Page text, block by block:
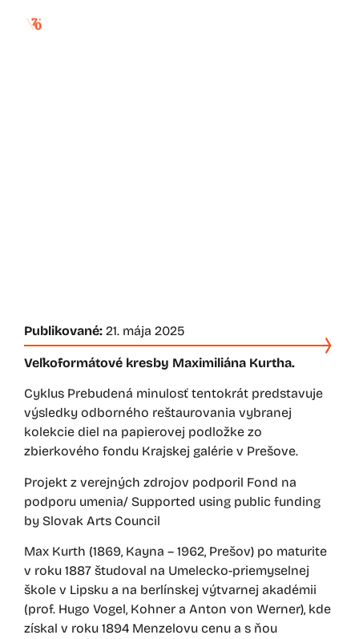
Publikované: 21. mája 2025
Veľkoformátové kresby Maximiliána Kurtha.
Cyklus Prebudená minulosť tentokrát predstavuje
výsledky odborného reštaurovania vybranej
kolekcie diel na papierovej podložke zo
zbierkového fondu Krajskej galérie v Prešove.
Projekt z verejných zdrojov podporil Fond na
podporu umenia/ Supported using public funding
by Slovak Arts Council
Max Kurth (1869, Kayna – 1962, Prešov) po maturite
v roku 1887 študoval na Umelecko-priemyselnej
škole v Lipsku a na berlínskej výtvarnej akadémii
(prof. Hugo Vogel, Kohner a Anton von Werner), kde
získal v roku 1894 Menzelovu cenu a s ňou